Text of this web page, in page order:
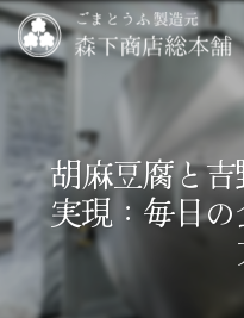
胡麻豆腐と
実現：毎日